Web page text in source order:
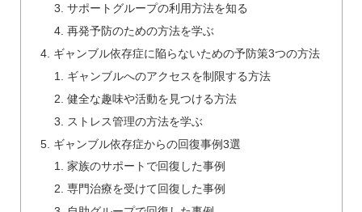
サポートグループの利用方法を知る
再発予防のための方法を学ぶ
ギャンブル依存症に陥らないための予防策3つの方法
ギャンブルへのアクセスを制限する方法
健全な趣味や活動を見つける方法
ストレス管理の方法を学ぶ
ギャンブル依存症からの回復事例3選
家族のサポートで回復した事例
専門治療を受けて回復した事例